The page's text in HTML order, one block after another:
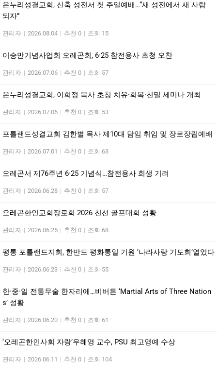
온누리성결교회, 신축 성전서 첫 주일예배…“새 성전에서 새 사람
되자”
관리자 | 2026.08.04 | 추천 0 | 조회 15
이승만기념사업회 오레곤회, 6·25 참전용사 초청 오찬
관리자 | 2026.07.06 | 추천 0 | 조회 57
온누리성결교회, 이희정 목사 초청 치유·회복·친밀 세미나 개최
관리자 | 2026.07.06 | 추천 0 | 조회 53
포틀랜드성결교회 김한별 목사 제10대 담임 취임 및 장로장립예배
관리자 | 2026.07.01 | 추천 0 | 조회 63
오레곤서 제76주년 6·25 기념식…참전용사 희생 기려
관리자 | 2026.06.28 | 추천 0 | 조회 57
오레곤한인교회장로회 2026 친선 골프대회 성황
관리자 | 2026.06.25 | 추천 0 | 조회 68
평통 포틀랜드지회, 한반도 평화통일 기원 ‘나라사랑 기도회’열었다
관리자 | 2026.06.23 | 추천 0 | 조회 55
한·중·일 전통무술 한자리에…비버튼 ‘Martial Arts of Three Nation
s’ 성황
관리자 | 2026.06.20 | 추천 0 | 조회 61
‘오레곤한인사회 자랑’우혜영 교수, PSU 최고영예 수상
관리자 | 2026.06.11 | 추천 0 | 조회 104